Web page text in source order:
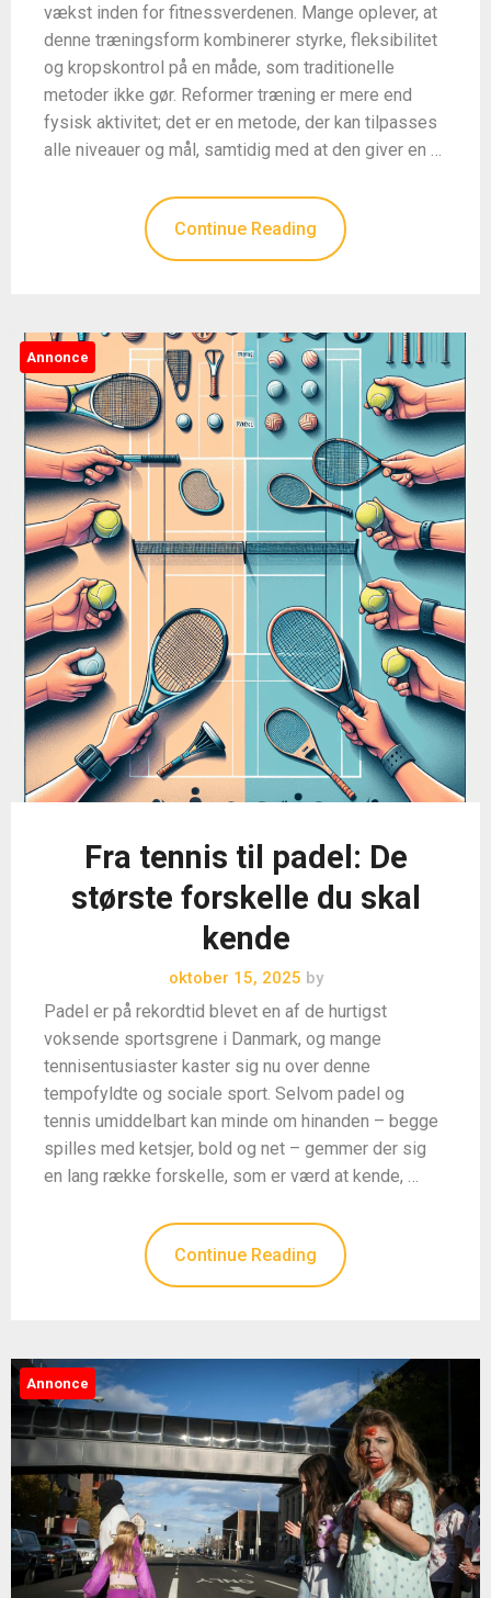
vækst inden for fitnessverdenen. Mange oplever, at
denne træningsform kombinerer styrke, fleksibilitet
og kropskontrol på en måde, som traditionelle
metoder ikke gør. Reformer træning er mere end
fysisk aktivitet; det er en metode, der kan tilpasses
alle niveauer og mål, samtidig med at den giver en …
Continue Reading
Annonce
Fra tennis til padel: De
største forskelle du skal
kende
oktober 15, 2025 by
Padel er på rekordtid blevet en af de hurtigst
voksende sportsgrene i Danmark, og mange
tennisentusiaster kaster sig nu over denne
tempofyldte og sociale sport. Selvom padel og
tennis umiddelbart kan minde om hinanden – begge
spilles med ketsjer, bold og net – gemmer der sig
en lang række forskelle, som er værd at kende, …
Continue Reading
Annonce